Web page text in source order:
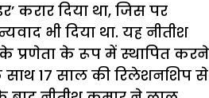
’ करार दिया था, जिस पर
भी दिया था. यह नीतीश
प्रणेता के रूप में स्थापित करने
साथ 17 साल की रिलेशनशिप से